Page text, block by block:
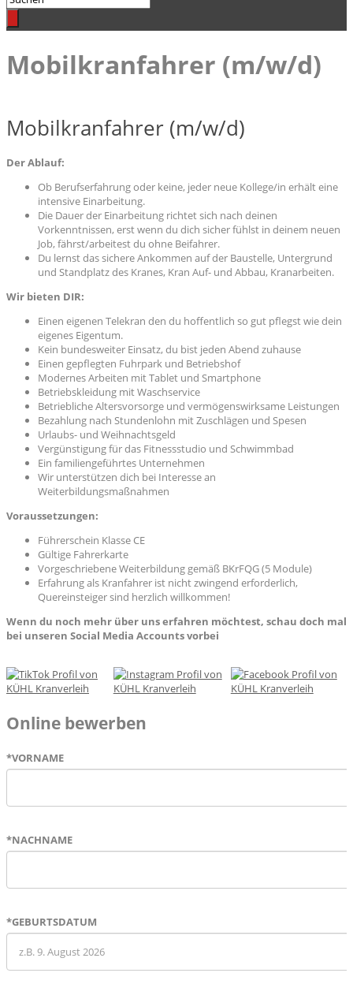
Mobilkranfahrer (m/w/d)
Mobilkranfahrer (m/w/d)
Der Ablauf:
Ob Berufserfahrung oder keine, jeder neue Kollege/in erhält eine
intensive Einarbeitung.
Die Dauer der Einarbeitung richtet sich nach deinen
Vorkenntnissen, erst wenn du dich sicher fühlst in deinem neuen
Job, fährst/arbeitest du ohne Beifahrer.
Du lernst das sichere Ankommen auf der Baustelle, Untergrund
und Standplatz des Kranes, Kran Auf- und Abbau, Kranarbeiten.
Wir bieten DIR:
Einen eigenen Telekran den du hoffentlich so gut pflegst wie dein
eigenes Eigentum.
Kein bundesweiter Einsatz, du bist jeden Abend zuhause
Einen gepflegten Fuhrpark und Betriebshof
Modernes Arbeiten mit Tablet und Smartphone
Betriebskleidung mit Waschservice
Betriebliche Altersvorsorge und vermögenswirksame Leistungen
Bezahlung nach Stundenlohn mit Zuschlägen und Spesen
Urlaubs- und Weihnachtsgeld
Vergünstigung für das Fitnessstudio und Schwimmbad
Ein familiengeführtes Unternehmen
Wir unterstützen dich bei Interesse an
Weiterbildungsmaßnahmen
Voraussetzungen:
Führerschein Klasse CE
Gültige Fahrerkarte
Vorgeschriebene Weiterbildung gemäß BKrFQG (5 Module)
Erfahrung als Kranfahrer ist nicht zwingend erforderlich,
Quereinsteiger sind herzlich willkommen!
Wenn du noch mehr über uns erfahren möchtest, schau doch mal
bei unseren Social Media Accounts vorbei
Online bewerben
*VORNAME
*NACHNAME
*GEBURTSDATUM